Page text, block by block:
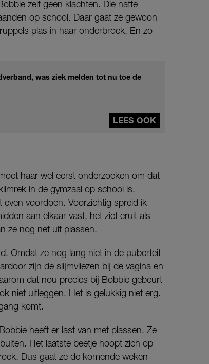
zelf geen klachten. Die natte
op school. Daar gaat ze gewoon
plas in haar onderbroek. En zo
was ziek melden tot nu toe de
LEES OOK
haar wel eerst onderzoeken om dat
in de gymzaal op school is.
voordoen. Voorzichtig spreid ik
aan elkaar vast, het ziet eruit als
ze nog net uit plassen.
Omdat ze nog lang niet in de puberteit
zijn de slijmvliezen bij de vagina en
dat nou precies bij Bobbie gebeurt
niet uitleggen. Het is gelukkig niet erg.
komt.
heeft er last van met plassen. Ze
Het laatste beetje hoopt zich op
Dus gaat ze de komende weken